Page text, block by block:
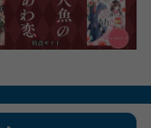
お問合せ